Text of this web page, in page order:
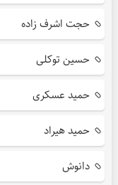
حجت اشرف زاده
حسین توکلی
حمید عسکری
حمید هیراد
دانوش